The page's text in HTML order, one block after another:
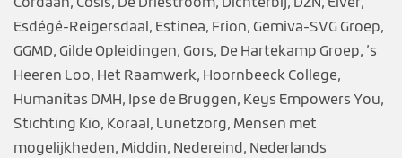
Cordaan, Cosis, De Driestroom, Dichterbij, DZN, Elver,
Esdégé-Reigersdaal, Estinea, Frion, Gemiva-SVG Groep,
GGMD, Gilde Opleidingen, Gors, De Hartekamp Groep, ’s
Heeren Loo, Het Raamwerk, Hoornbeeck College,
Humanitas DMH, Ipse de Bruggen, Keys Empowers You,
Stichting Kio, Koraal, Lunetzorg, Mensen met
mogelijkheden, Middin, Nedereind, Nederlands